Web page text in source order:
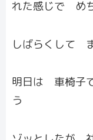
れた感じで め
しばらくして
明日は 車椅子
う